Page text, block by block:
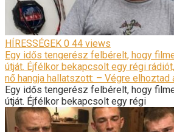
HÍRESSÉGEK 0 44 views
Egy idős tengerész felbérelt, hogy
útját. Éjfélkor bekapcsolt egy régi
nő hangja hallatszott: – Végre elhoztad
Egy idős tengerész felbérelt, hogy
útját. Éjfélkor bekapcsolt egy régi